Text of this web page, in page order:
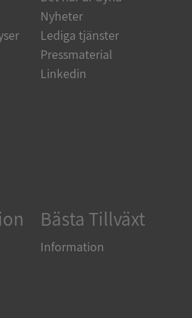
Nyheter
Lediga tjänster
Pressmaterial
Linkedin
Bästa Tillväxt
Information
Oklassificerade
kakor tillåter
som användarinloggning
Webbplatsen kan inte
utan strikt nödvändiga cookies.